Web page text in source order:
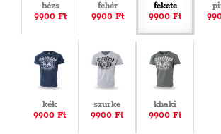
bézs
9900 Ft
fehér
9900 Ft
fekete
9900 Ft
kék
9900 Ft
szürke
9900 Ft
khaki
9900 Ft